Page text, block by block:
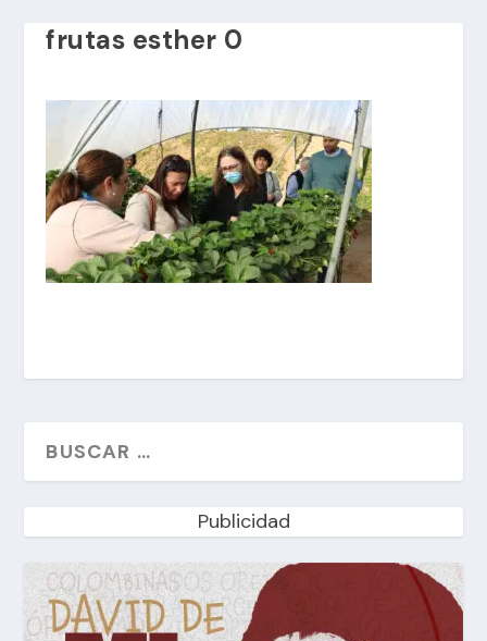
frutas esther 0
Publicidad